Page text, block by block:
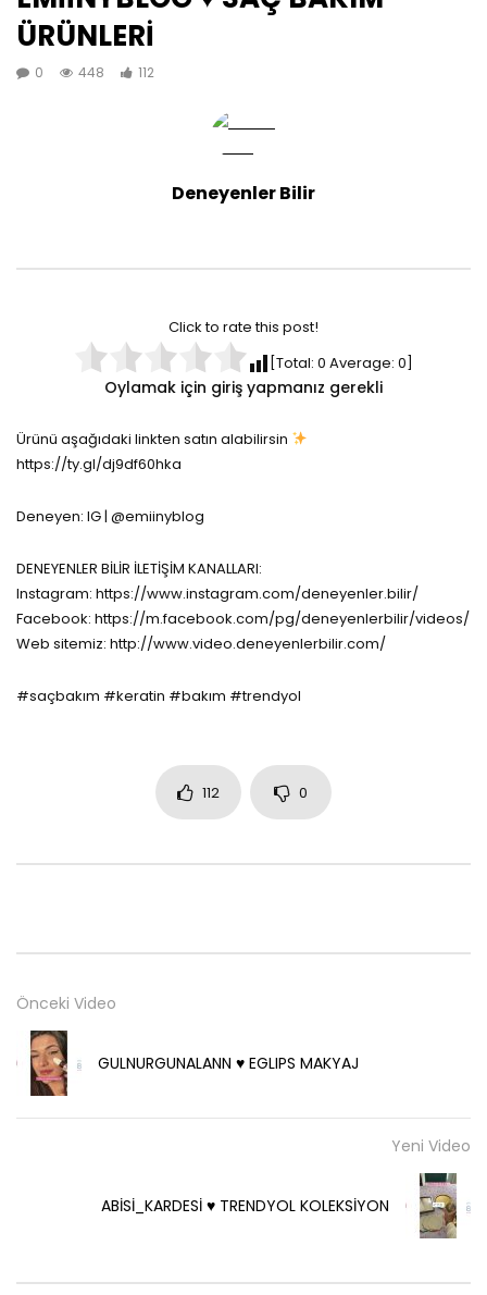
ÜRÜNLERİ
0 448 112
Deneyenler Bilir
Click to rate this post!
[Total: 0 Average: 0]
Oylamak için giriş yapmanız gerekli
Ürünü aşağıdaki linkten satın alabilirsin
https://ty.gl/dj9df60hka
Deneyen: IG | @emiinyblog
DENEYENLER BİLİR İLETİŞİM KANALLARI:
Instagram: https://www.instagram.com/deneyenler.bilir/
Facebook: https://m.facebook.com/pg/deneyenlerbilir/videos/
Web sitemiz: http://www.video.deneyenlerbilir.com/
#saçbakım #keratin #bakım #trendyol
112 0
Önceki Video
GULNURGUNALANN ♥️ EGLIPS MAKYAJ
Yeni Video
ABİSİ_KARDESİ ♥️ TRENDYOL KOLEKSİYON